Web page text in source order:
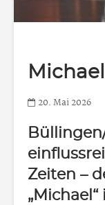
Michael
20. Mai 2026
Zeiten –